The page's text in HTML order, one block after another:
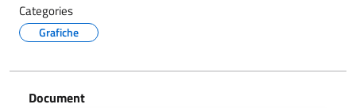
Categories
Grafiche
Document